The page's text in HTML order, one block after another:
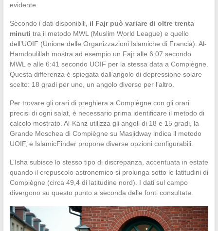
evidente.
Secondo i dati disponibili, il Fajr può variare di oltre trenta
minuti tra il metodo MWL (Muslim World League) e quello
dell’UOIF (Unione delle Organizzazioni Islamiche di Francia). Al-
Hamdoulillah mostra ad esempio un Fajr alle 6:07 secondo
MWL e alle 6:41 secondo UOIF per la stessa data a Compiègne.
Questa differenza è spiegata dall’angolo di depressione solare
scelto: 18 gradi per uno, un angolo diverso per l’altro.
Per trovare gli orari di preghiera a Compiègne con gli orari
precisi di ogni salat, è necessario prima identificare il metodo di
calcolo mostrato. Al-Kanz utilizza gli angoli di 18 e 15 gradi, la
Grande Moschea di Compiègne su Masjidway indica il metodo
UOIF, e IslamicFinder propone diverse opzioni configurabili.
L’Isha subisce lo stesso tipo di discrepanza, accentuata in estate
quando il crepuscolo astronomico si prolunga sotto le latitudini di
Compiègne (circa 49,4 di latitudine nord). I dati sul campo
divergono su questo punto a seconda delle fonti consultate.